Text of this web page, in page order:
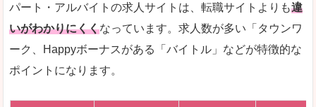
求人を含んだページを見てみる
レバテックキャリア
パート・アルバイトの求人サイトは、転職サイトよりも違
いがわかりにくくなっています。求人数が多い「タウンワ
ーク、Happyボーナスがある「バイトル」などが特徴的な
ポイントになります。